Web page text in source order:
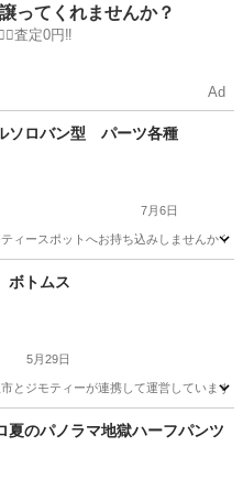
ー リユース
ってくれませんか？
査定0円‼️
Ad
ソロバン型 パーツ各種
7月6日
スポットへお持ち込みしませんか？
リルトムス
5月29日
市とジモティーが連携して運営してい
リユース
夏のパノラマ地獄ハーフパンツ